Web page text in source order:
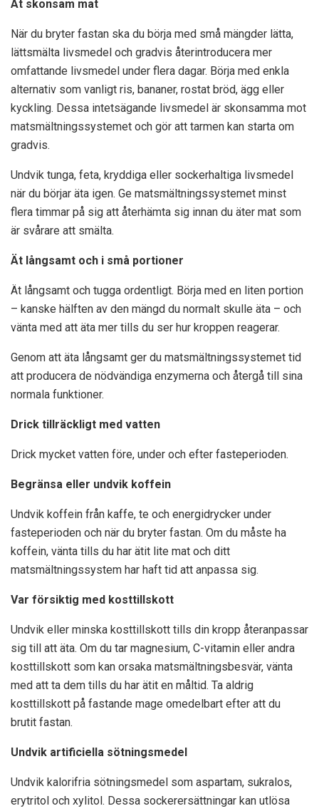
Ät skonsam mat
När du bryter fastan ska du börja med små mängder lätta,
lättsmälta livsmedel och gradvis återintroducera mer
omfattande livsmedel under flera dagar. Börja med enkla
alternativ som vanligt ris, bananer, rostat bröd, ägg eller
kyckling. Dessa intetsägande livsmedel är skonsamma mot
matsmältningssystemet och gör att tarmen kan starta om
gradvis.
Undvik tunga, feta, kryddiga eller sockerhaltiga livsmedel
när du börjar äta igen. Ge matsmältningssystemet minst
flera timmar på sig att återhämta sig innan du äter mat som
är svårare att smälta.
Ät långsamt och i små portioner
Ät långsamt och tugga ordentligt. Börja med en liten portion
– kanske hälften av den mängd du normalt skulle äta – och
vänta med att äta mer tills du ser hur kroppen reagerar.
Genom att äta långsamt ger du matsmältningssystemet tid
att producera de nödvändiga enzymerna och återgå till sina
normala funktioner.
Drick tillräckligt med vatten
Drick mycket vatten före, under och efter fasteperioden.
Begränsa eller undvik koffein
Undvik koffein från kaffe, te och energidrycker under
fasteperioden och när du bryter fastan. Om du måste ha
koffein, vänta tills du har ätit lite mat och ditt
matsmältningssystem har haft tid att anpassa sig.
Var försiktig med kosttillskott
Undvik eller minska kosttillskott tills din kropp återanpassar
sig till att äta. Om du tar magnesium, C-vitamin eller andra
kosttillskott som kan orsaka matsmältningsbesvär, vänta
med att ta dem tills du har ätit en måltid. Ta aldrig
kosttillskott på fastande mage omedelbart efter att du
brutit fastan.
Undvik artificiella sötningsmedel
Undvik kalorifria sötningsmedel som aspartam, sukralos,
erytritol och xylitol. Dessa sockerersättningar kan utlösa